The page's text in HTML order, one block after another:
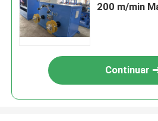
200 m/min
Continuar